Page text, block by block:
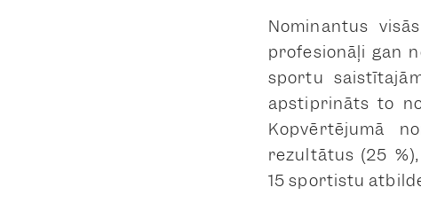
Nominantus
profesionāļi gan
sportu
apstiprināts to
Kopvērtējumā
rezultātus (25
15 sportistu